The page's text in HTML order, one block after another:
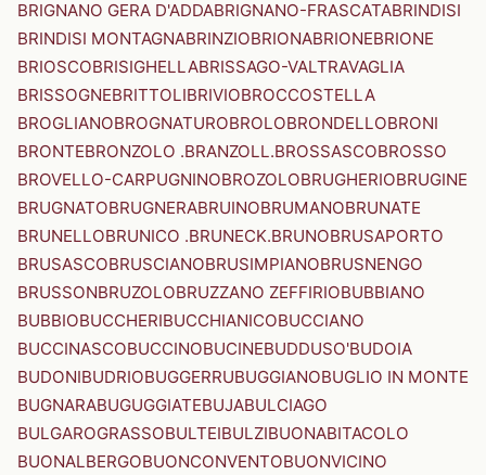
BRIGNANO GERA D'ADDABRIGNANO-FRASCATABRINDISI
BRINDISI MONTAGNABRINZIOBRIONABRIONEBRIONE
BRIOSCOBRISIGHELLABRISSAGO-VALTRAVAGLIA
BRISSOGNEBRITTOLIBRIVIOBROCCOSTELLA
BROGLIANOBROGNATUROBROLOBRONDELLOBRONI
BRONTEBRONZOLO .BRANZOLL.BROSSASCOBROSSO
BROVELLO-CARPUGNINOBROZOLOBRUGHERIOBRUGINE
BRUGNATOBRUGNERABRUINOBRUMANOBRUNATE
BRUNELLOBRUNICO .BRUNECK.BRUNOBRUSAPORTO
BRUSASCOBRUSCIANOBRUSIMPIANOBRUSNENGO
BRUSSONBRUZOLOBRUZZANO ZEFFIRIOBUBBIANO
BUBBIOBUCCHERIBUCCHIANICOBUCCIANO
BUCCINASCOBUCCINOBUCINEBUDDUSO'BUDOIA
BUDONIBUDRIOBUGGERRUBUGGIANOBUGLIO IN MONTE
BUGNARABUGUGGIATEBUJABULCIAGO
BULGAROGRASSOBULTEIBULZIBUONABITACOLO
BUONALBERGOBUONCONVENTOBUONVICINO